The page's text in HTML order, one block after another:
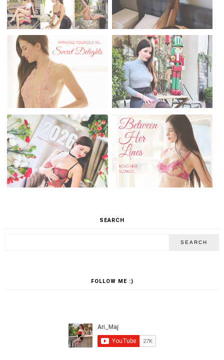
SEARCH
FOLLOW ME :)